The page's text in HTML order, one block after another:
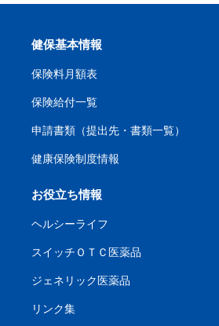
健保基本情報
保険料月額表
保険給付一覧
申請書類（提出先・書類一覧）
健康保険制度情報
お役立ち情報
ヘルシーライフ
スイッチＯＴＣ医薬品
ジェネリック医薬品
リンク集